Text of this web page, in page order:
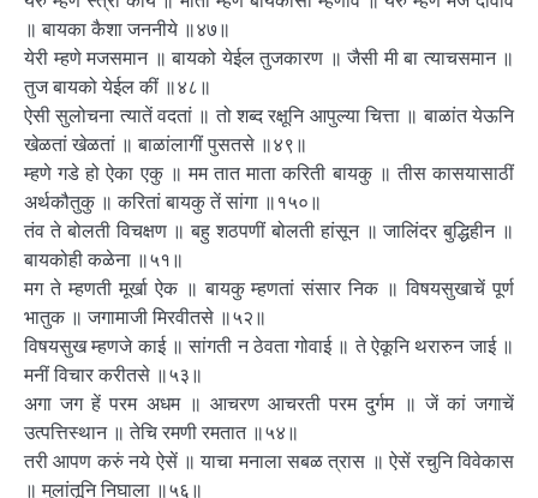
॥ बायका कैशा जननीये ॥४७॥
येरी म्हणे मजसमान ॥ बायको येईल तुजकारण ॥ जैसी मी बा त्याचसमान ॥
तुज बायको येईल कीं ॥४८॥
ऐसी सुलोचना त्यातें वदतां ॥ तो शब्द रक्षूनि आपुल्या चित्ता ॥ बाळांत येऊनि
खेळतां खेळतां ॥ बाळांलागीं पुसतसे ॥४९॥
म्हणे गडे हो ऐका एकु ॥ मम तात माता करिती बायकु ॥ तीस कासयासाठीं
अर्थकौतुकु ॥ करितां बायकु तें सांगा ॥१५०॥
तंव ते बोलती विचक्षण ॥ बहु शठपणीं बोलती हांसून ॥ जालिंदर बुद्धिहीन ॥
बायकोही कळेना ॥५१॥
मग ते म्हणती मूर्खा ऐक ॥ बायकु म्हणतां संसार निक ॥ विषयसुखाचें पूर्ण
भातुक ॥ जगामाजी मिरवीतसे ॥५२॥
विषयसुख म्हणजे काई ॥ सांगती न ठेवता गोवाई ॥ ते ऐकूनि थरारुन जाई ॥
मनीं विचार करीतसे ॥५३॥
अगा जग हें परम अधम ॥ आचरण आचरती परम दुर्गम ॥ जें कां जगाचें
उत्पत्तिस्थान ॥ तेचि रमणी रमतात ॥५४॥
तरी आपण करुं नये ऐसें ॥ याचा मनाला सबळ त्रास ॥ ऐसें रचुनि विवेकास
॥ मुलांतूनि निघाला ॥५६॥